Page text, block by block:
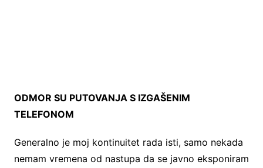
ODMOR SU PUTOVANJA S IZGAŠENIM
TELEFONOM
Generalno je moj kontinuitet rada isti, samo nekada
nemam vremena od nastupa da se javno eksponiram